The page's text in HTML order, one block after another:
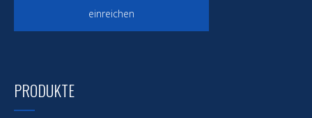
einreichen
PRODUKTE